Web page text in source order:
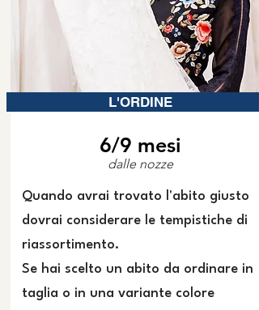
L'ORDINE
6/9 mesi
dalle nozze
Quando avrai trovato l'abito giusto
dovrai considerare le tempistiche di
riassortimento.
Se hai scelto un abito da ordinare in
taglia o in una variante colore